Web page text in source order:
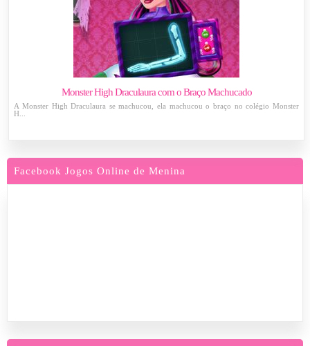
Monster High Draculaura com o Braço Machucado
A Monster High Draculaura se machucou, ela machucou o braço no colégio Monster
H...
Facebook Jogos Online de Menina